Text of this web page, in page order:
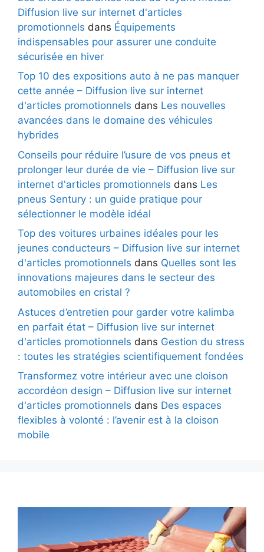
Diffusion live sur internet d'articles
promotionnels dans Équipements
indispensables pour assurer une conduite
sécurisée en hiver
Top 10 des expositions auto à ne pas manquer
cette année – Diffusion live sur internet
d'articles promotionnels dans Les nouvelles
avancées dans le domaine des véhicules
hybrides
Conseils pour réduire l’usure de vos pneus et
prolonger leur durée de vie – Diffusion live sur
internet d'articles promotionnels dans Les
pneus Sentury : un guide pratique pour
sélectionner le modèle idéal
Top des voitures urbaines idéales pour les
jeunes conducteurs – Diffusion live sur internet
d'articles promotionnels dans Quelles sont les
innovations majeures dans le secteur des
automobiles en cristal ?
Astuces d’entretien pour garder votre kalimba
en parfait état – Diffusion live sur internet
d'articles promotionnels dans Gestion du stress
: toutes les stratégies scientifiquement fondées
Transformez votre intérieur avec une cloison
accordéon design – Diffusion live sur internet
d'articles promotionnels dans Des espaces
flexibles à volonté : l’avenir est à la cloison
mobile